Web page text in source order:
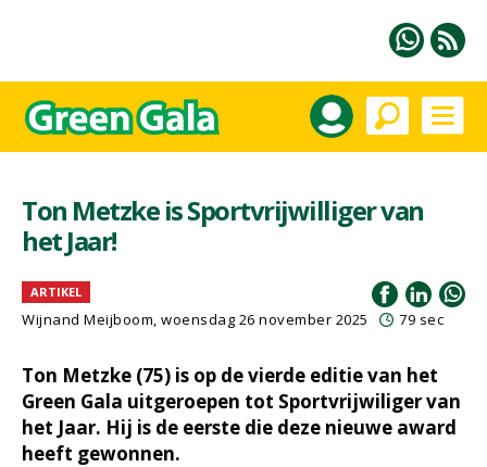
Ton Metzke is Sportvrijwilliger van
het Jaar!
ARTIKEL
Wijnand Meijboom, woensdag 26 november 2025 79 sec
Ton Metzke (75) is op de vierde editie van het
Green Gala uitgeroepen tot Sportvrijwiliger van
het Jaar. Hij is de eerste die deze nieuwe award
heeft gewonnen.